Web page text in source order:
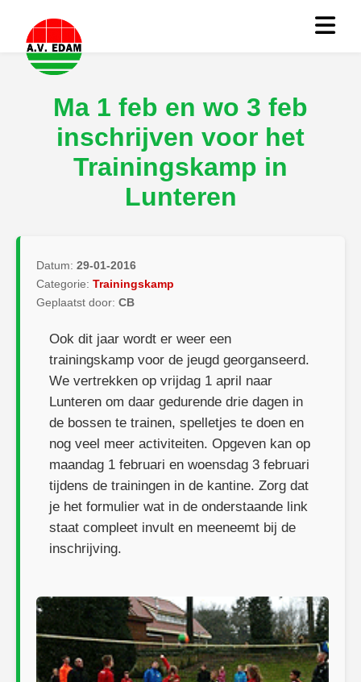
Ma 1 feb en wo 3 feb
inschrijven voor het
Trainingskamp in
Lunteren
Datum: 29-01-2016
Categorie: Trainingskamp
Geplaatst door: CB
Ook dit jaar wordt er weer een
trainingskamp voor de jeugd georganseerd.
We vertrekken op vrijdag 1 april naar
Lunteren om daar gedurende drie dagen in
de bossen te trainen, spelletjes te doen en
nog veel meer activiteiten. Opgeven kan op
maandag 1 februari en woensdag 3 februari
tijdens de trainingen in de kantine. Zorg dat
je het formulier wat in de onderstaande link
staat compleet invult en meeneemt bij de
inschrijving.